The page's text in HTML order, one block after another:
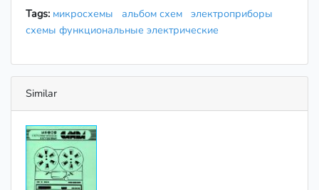
Tags: микросхемы альбом схем электроприборы
схемы функциональные электрические
Similar